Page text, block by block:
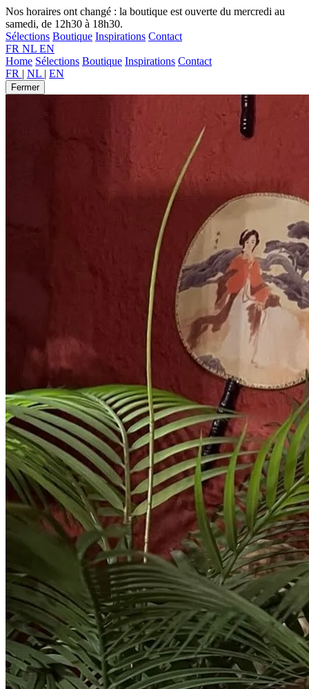
Nos horaires ont changé : la boutique est ouverte du mercredi au
samedi, de 12h30 à 18h30.
Sélections Boutique Inspirations Contact
FR NL EN
Home Sélections Boutique Inspirations Contact
FR | NL | EN
Fermer